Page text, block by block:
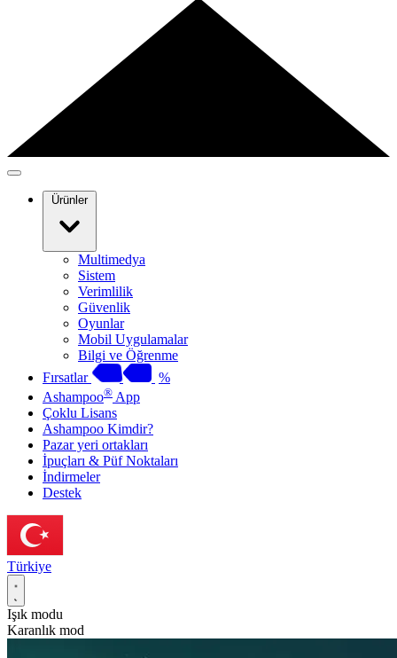
Ürünler
Multimedya
Sistem
Verimlilik
Güvenlik
Oyunlar
Mobil Uygulamalar
Bilgi ve Öğrenme
Fırsatlar
%
Ashampoo® App
Çoklu Lisans
Ashampoo Kimdir?
Pazar yeri ortakları
İpuçları & Püf Noktaları
İndirmeler
Destek
Türkiye
Işık modu
Karanlık mod